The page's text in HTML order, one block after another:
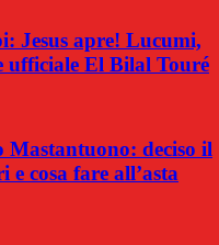
Jesus apre! Lucumi,
El Bilal Touré
deciso il
cosa fare all’asta